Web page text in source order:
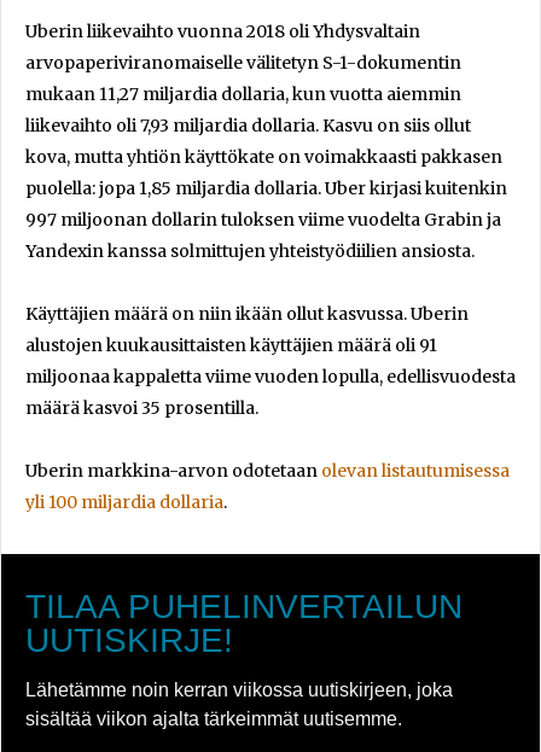
Uberin liikevaihto vuonna 2018 oli Yhdysvaltain
arvopaperiviranomaiselle välitetyn S-1-dokumentin
mukaan 11,27 miljardia dollaria, kun vuotta aiemmin
liikevaihto oli 7,93 miljardia dollaria. Kasvu on siis ollut
kova, mutta yhtiön käyttökate on voimakkaasti pakkasen
puolella: jopa 1,85 miljardia dollaria. Uber kirjasi kuitenkin
997 miljoonan dollarin tuloksen viime vuodelta Grabin ja
Yandexin kanssa solmittujen yhteistyödiilien ansiosta.
Käyttäjien määrä on niin ikään ollut kasvussa. Uberin
alustojen kuukausittaisten käyttäjien määrä oli 91
miljoonaa kappaletta viime vuoden lopulla, edellisvuodesta
määrä kasvoi 35 prosentilla.
Uberin markkina-arvon odotetaan olevan listautumisessa
yli 100 miljardia dollaria.
TILAA PUHELINVERTAILUN
UUTISKIRJE!
Lähetämme noin kerran viikossa uutiskirjeen, joka
sisältää viikon ajalta tärkeimmät uutisemme.